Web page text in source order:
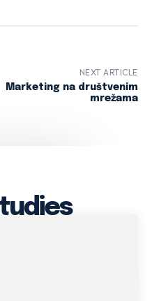
NEXT ARTICLE
Marketing na društvenim
mrežama